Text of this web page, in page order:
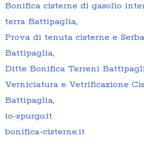
Bonifica cisterne di gasolio
terra Battipaglia,
Prova di tenuta cisterne e
Battipaglia,
Ditte Bonifica Terreni
Verniciatura e Vetrificazione
Battipaglia,
io-spurgo.it
bonifica-cisterne.it